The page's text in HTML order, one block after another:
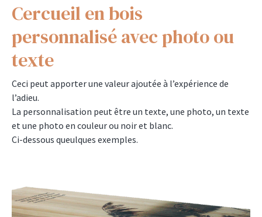
Cercueil en bois
personnalisé avec photo ou
texte
Ceci peut apporter une valeur ajoutée à l’expérience de
l’adieu.
La personnalisation peut être un texte, une photo, un texte
et une photo en couleur ou noir et blanc.
Ci-dessous queulques exemples.